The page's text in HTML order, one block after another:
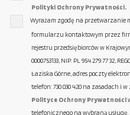
Polityki Ochrony Prywatności.
Wyrażam zgodę na przetwarzanie
formularzu kontaktowym przez firmę
rejestru przedsiębiorców w
0000753133, NIP: PL 954 279 77 32,
Łaziska Górne, adres poczty
telefon: 730 030 420 na zasadach i
Polityce Ochrony Prywatności
telefonicznego na wybraną usługę.